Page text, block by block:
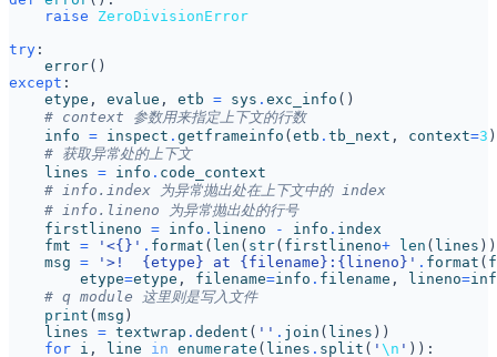
raise
ZeroDivisionError
try :
error()
except :
etype , evalue , etb = sys . exc_info ()
# context 参数用来指定上下文的行数
info = inspect . getframeinfo ( etb . tb_next , context=3 )
# 获取异常处的上下文
lines = info . code_context
# info.index 为异常抛出处在上下文中的 index
# info.lineno 为异常抛出处的行号
firstlineno = info . lineno - info . index
fmt = '<{} ' . format ( len ( str( firstlineno+ len ( lines
msg = '>! {etype} at {filename} : {lineno} ' . format (
etype=etype , filename=info . filename , lineno=
# q module 这里则是写入文件
print ( msg )
lines = textwrap . dedent ( '' . join ( lines ))
for i , line in enumerate ( lines . split ( ' \n ' )):